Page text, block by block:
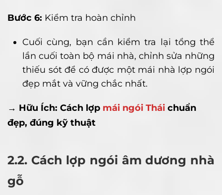
Bước 6: Kiểm tra hoàn chỉnh
Cuối cùng, bạn cần kiểm tra lại tổng thể
lần cuối toàn bộ mái nhà, chỉnh sửa những
thiếu sót để có được một mái nhà lợp ngói
đẹp mắt và vững chắc nhất.
→ Hữu Ích: Cách lợp mái ngói Thái chuẩn
đẹp, đúng kỹ thuật
2.2. Cách lợp ngói âm dương nhà
gỗ